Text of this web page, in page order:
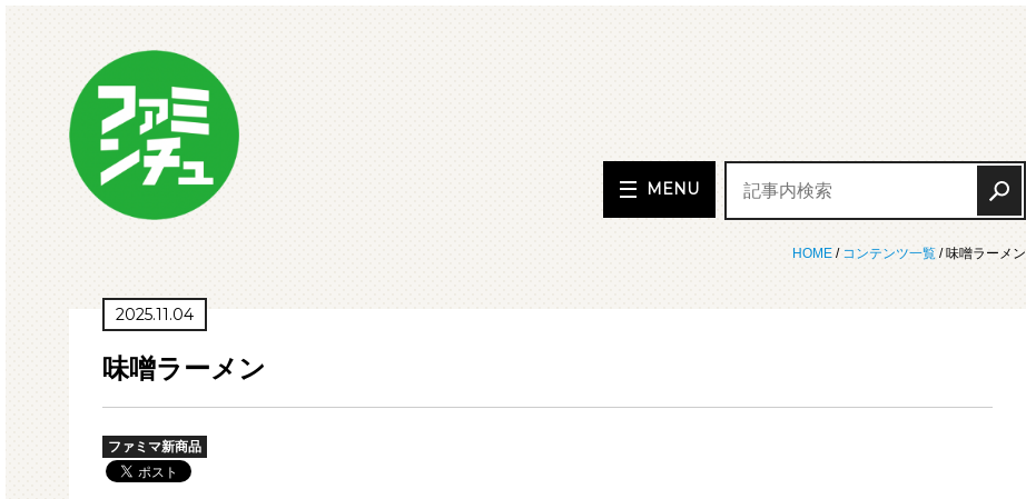
MENU
HOME / コンテンツ一覧 / 味噌ラーメン
2025.11.04
味噌ラーメン
ファミマ新商品